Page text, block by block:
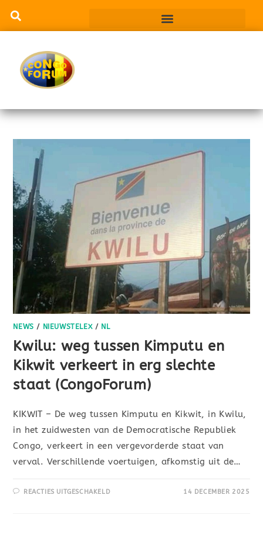
NEWS / NIEUWSTELEX/ NL
Kwilu: weg tussen Kimputu en
Kikwit verkeert in erg slechte
staat (CongoForum)
KIKWIT – De weg tussen Kimputu en Kikwit, in Kwilu,
in het zuidwesten van de Democratische Republiek
Congo, verkeert in een vergevorderde staat van
verval. Verschillende voertuigen, afkomstig uit de…
REACTIES UITGESCHAKELD 14 DECEMBER 2025